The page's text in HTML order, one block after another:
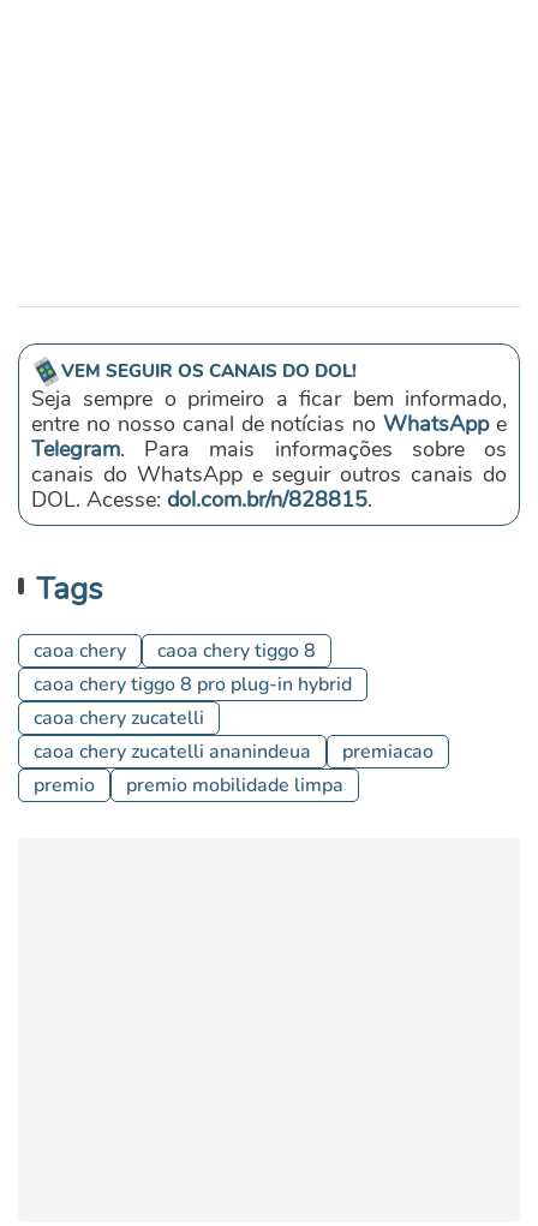
VEM SEGUIR OS CANAIS DO DOL!
Seja sempre o primeiro a ficar bem informado,
entre no nosso canal de notícias noWhatsAppe
Telegram. Para mais informações sobre os
canais do WhatsApp e seguir outros canais do
DOL. Acesse: dol.com.br/n/828815.
Tags
caoa chery
caoa chery tiggo 8
caoa chery tiggo 8 pro plug-in hybrid
caoa chery zucatelli
caoa chery zucatelli ananindeua
premiacao
premio
premio mobilidade limpa